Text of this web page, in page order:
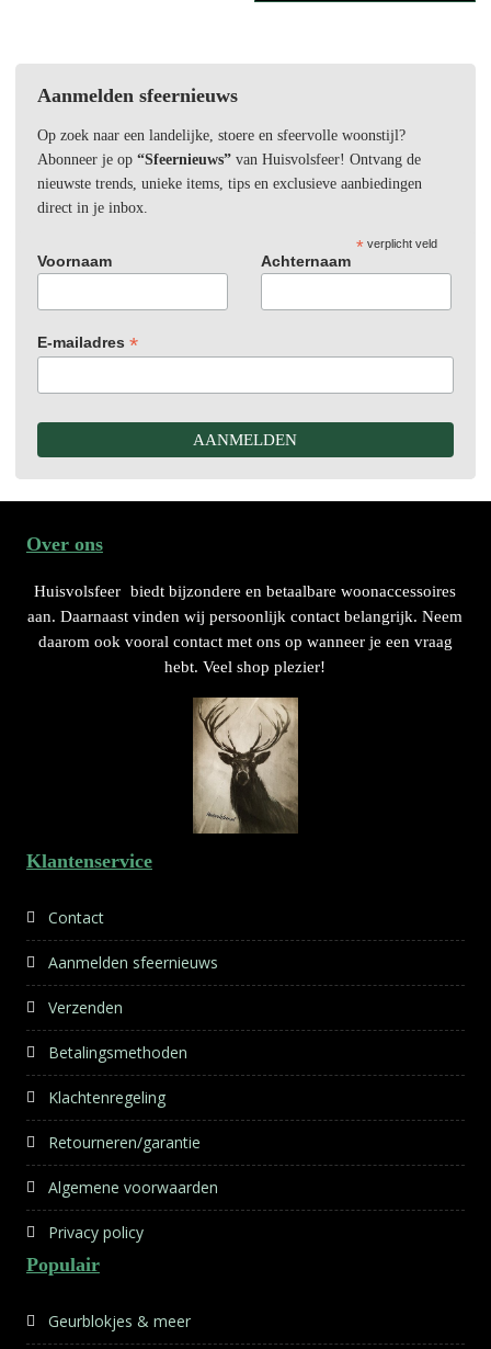
Aanmelden sfeernieuws
Op zoek naar een landelijke, stoere en sfeervolle woonstijl?
Abonneer je op “Sfeernieuws”van Huisvolsfeer! Ontvang de
nieuwste trends, unieke items, tips en exclusieve aanbiedingen
direct in je inbox.
*verplicht veld
Voornaam Achternaam
E-mailadres *
Over ons
Huisvolsfeer biedt bijzondere en betaalbare woonaccessoires
aan. Daarnaast vinden wij persoonlijk contact belangrijk. Neem
daarom ook vooral contact met ons op wanneer je een vraag
hebt. Veel shop plezier!
Klantenservice
Contact
Aanmelden sfeernieuws
Verzenden
Betalingsmethoden
Klachtenregeling
Retourneren/garantie
Algemene voorwaarden
Privacy policy
Populair
Geurblokjes & meer